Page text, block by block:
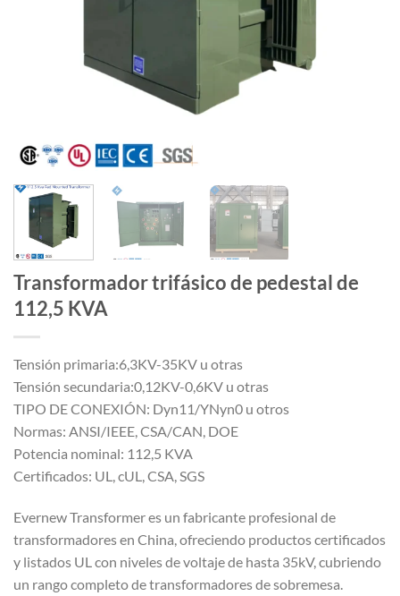
Transformador trifásico de pedestal de
112,5 KVA
Tensión primaria:6,3KV-35KV u otras
Tensión secundaria:0,12KV-0,6KV u otras
TIPO DE CONEXIÓN: Dyn11/YNyn0 u otros
Normas: ANSI/IEEE, CSA/CAN, DOE
Potencia nominal: 112,5 KVA
Certificados: UL, cUL, CSA, SGS
Evernew Transformer es un fabricante profesional de
transformadores en China, ofreciendo productos certificados
y listados UL con niveles de voltaje de hasta 35kV, cubriendo
un rango completo de transformadores de sobremesa.